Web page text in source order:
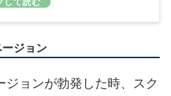
ジョン
ジョンが勃発した時、スク